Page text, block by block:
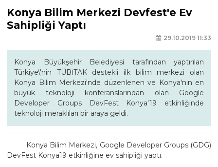
Konya Bilim Merkezi Devfest'e Ev
Sahipliği Yaptı
29.10.2019 11:33
Konya Büyükşehir Belediyesi tarafından yaptırılan
Türkiye\'nin TÜBİTAK destekli ilk bilim merkezi olan
Konya Bilim Merkezi'nde düzenlenen ve Konya'nın en
büyük teknoloji konferanslarından olan Google
Developer Groups DevFest Konya'19 etkinliğinde
teknoloji meraklıları bir araya geldi.
Konya Bilim Merkezi, Google Developer Groups (GDG)
DevFest Konya19 etkinliğine ev sahipliği yaptı.